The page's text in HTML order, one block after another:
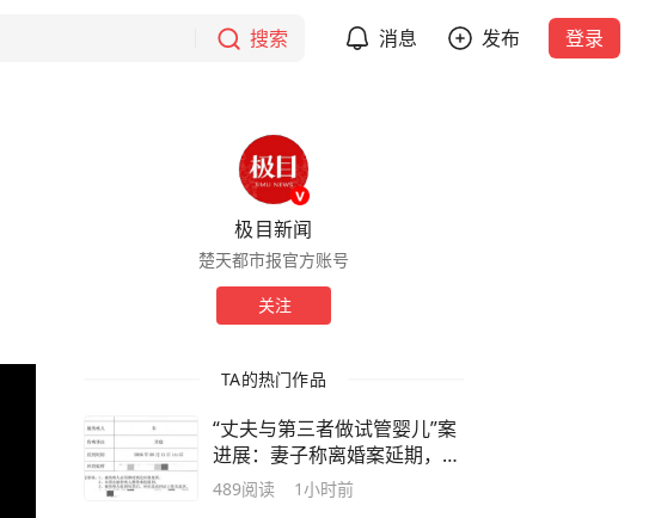
搜索 消息 发布 登录
极目新闻
楚天都市报官方账号
关注
TA的热门作品
“丈夫与第三者做试管婴儿”案
进展：妻子称离婚案延期，暂
不知改期时间
489阅读 1小时前